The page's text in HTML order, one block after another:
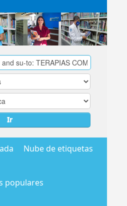
Ir
Nube de etiquetas
populares